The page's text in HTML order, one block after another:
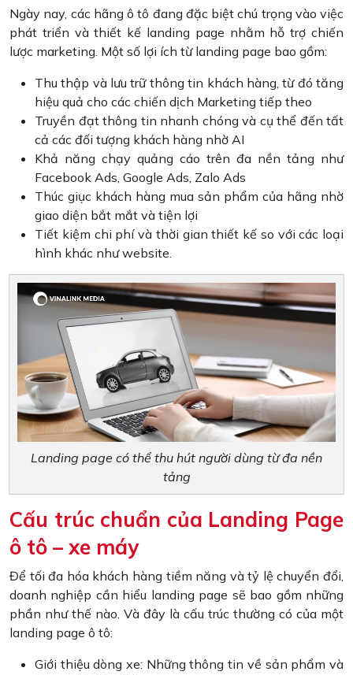
Ngày nay, các hãng ô tô đang đặc biệt chú trọng vào việc
phát triển và thiết kế landing page nhằm hỗ trợ chiến
lược marketing. Một số lợi ích từ landing page bao gồm:
Thu thập và lưu trữ thông tin khách hàng, từ đó tăng
hiệu quả cho các chiến dịch Marketing tiếp theo
Truyền đạt thông tin nhanh chóng và cụ thể đến tất
cả các đối tượng khách hàng nhờ AI
Khả năng chạy quảng cáo trên đa nền tảng như
Facebook Ads, Google Ads, Zalo Ads
Thúc giục khách hàng mua sản phẩm của hãng nhờ
giao diện bắt mắt và tiện lợi
Tiết kiệm chi phí và thời gian thiết kế so với các loại
hình khác như website.
Landing page có thể thu hút người dùng từ đa nền
tảng
Cấu trúc chuẩn của Landing Page
ô tô – xe máy
Để tối đa hóa khách hàng tiềm năng và tỷ lệ chuyển đổi,
doanh nghiệp cần hiểu landing page sẽ bao gồm những
phần như thế nào. Và đây là cấu trúc thường có của một
landing page ô tô:
Giới thiệu dòng xe: Những thông tin về sản phẩm và